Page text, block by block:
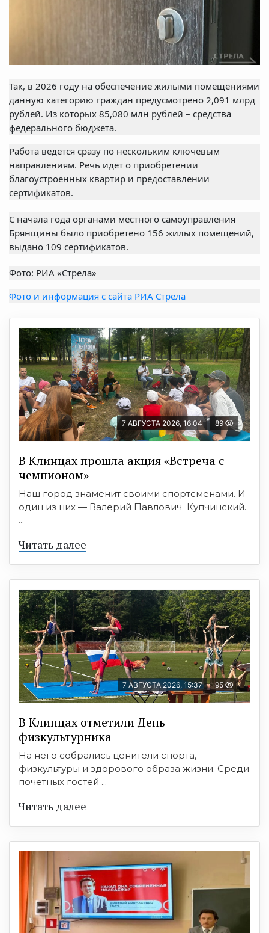
Так, в 2026 году на обеспечение жилыми помещениями
данную категорию граждан предусмотрено 2,091 млрд
рублей. Из которых 85,080 млн рублей – средства
федерального бюджета.
Работа ведется сразу по нескольким ключевым
направлениям. Речь идет о приобретении
благоустроенных квартир и предоставлении
сертификатов.
С начала года органами местного самоуправления
Брянщины было приобретено 156 жилых помещений,
выдано 109 сертификатов.
Фото: РИА «Стрела»
Фото и информация с сайта РИА Стрела
7 АВГУСТА 2026, 16:04 89
В Клинцах прошла акция «Встреча с
чемпионом»
Наш город знаменит своими спортсменами. И
один из них — Валерий Павлович Купчинский.
...
Читать далее
7 АВГУСТА 2026, 15:37 95
В Клинцах отметили День
физкультурника
На него собрались ценители спорта,
физкультуры и здорового образа жизни. Среди
почетных гостей ...
Читать далее